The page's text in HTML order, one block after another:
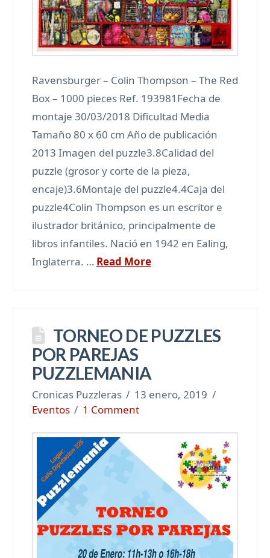
Ravensburger – Colin Thompson – The Red
Box – 1000 pieces Ref. 193981Fecha de
montaje 30/03/2018 Dificultad Media
Tamaño 80 x 60 cm Año de publicación
2013 Imagen del puzzle3.8Calidad del
puzzle (grosor y corte de la pieza,
encaje)3.6Montaje del puzzle4.4Caja del
puzzle4Colin Thompson es un escritor e
ilustrador británico, principalmente de
libros infantiles. Nació en 1942 en Ealing,
Inglaterra. … Read More
TORNEO DE PUZZLES
POR PAREJAS
PUZZLEMANIA
Cronicas Puzzleras
13 enero, 2019
Eventos
1 Comment